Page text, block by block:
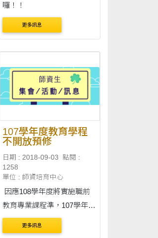
囉！！
更多訊息
107學年度教育學程
不開放預修
日期 : 2018-09-03
點閱 :
1258
單位 : 師資培育中心
因應108學年度將實施職前
教育專業課程準，107學年度
教育學程之課程暫不開放預
修，謝謝！
更多訊息